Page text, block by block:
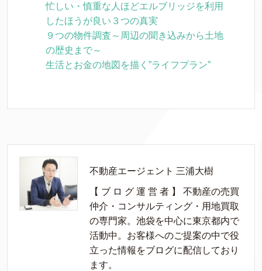
忙しい・慎重な人ほどエルブリッジを利用
したほうが良い３つの真実
９つの物件調査～周辺の聞き込みから土地
の歴史まで～
生活とお金の地図を描く”ライフプラン”
不動産エージェント 三浦大樹
【 ブ ロ グ 運 営 者 】 不動産の売買
仲介・コンサルティング・用地買取
の専門家。池袋を中心に東京都内で
活動中。お客様へのご提案の中で役
立った情報をブログに配信しており
ます。